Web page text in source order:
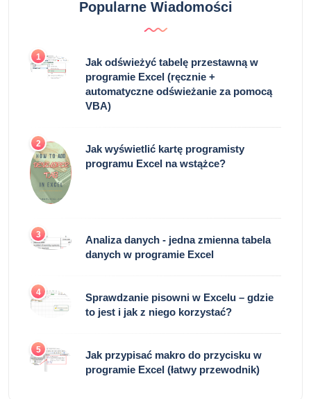
Popularne Wiadomości
1
Jak odświeżyć tabelę przestawną w
programie Excel (ręcznie +
automatyczne odświeżanie za pomocą
VBA)
2
Jak wyświetlić kartę programisty
programu Excel na wstążce?
3
Analiza danych - jedna zmienna tabela
danych w programie Excel
4
Sprawdzanie pisowni w Excelu – gdzie
to jest i jak z niego korzystać?
5
Jak przypisać makro do przycisku w
programie Excel (łatwy przewodnik)